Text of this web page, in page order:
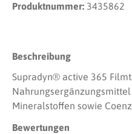
Produktnummer: 3435862
Beschreibung
Supradyn® active 365
Mineralstoffen sowie
Bewertungen